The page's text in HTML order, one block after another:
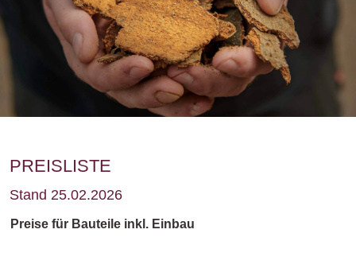
PREISLISTE
Stand 25.02.2026
Preise für Bauteile inkl. Einbau